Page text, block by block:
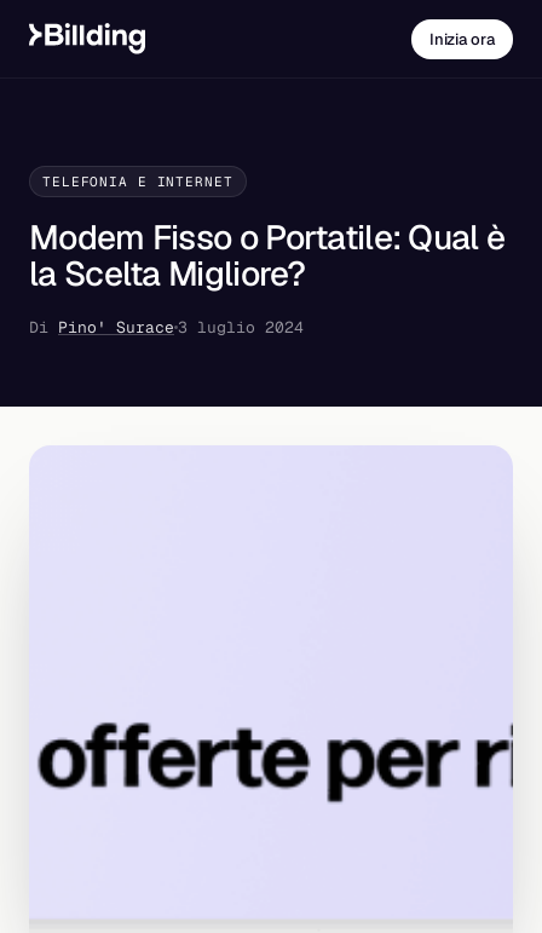
Inizia ora
TELEFONIA E INTERNET
Modem Fisso o Portatile: Qual è
la Scelta Migliore?
Di Pino' Surace 3 luglio 2024